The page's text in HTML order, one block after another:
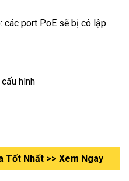
các port PoE sẽ bị cô lập
hình
Tốt Nhất >> Xem Ngay